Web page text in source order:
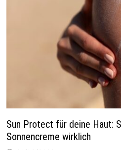
Sun Protect für deine Haut:
Sonnencreme wirklich